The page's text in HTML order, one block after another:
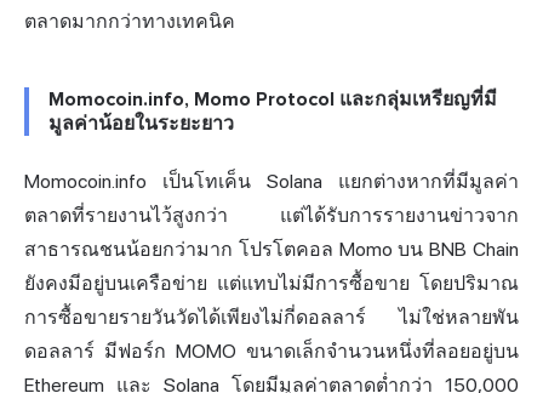
ตลาดมากกว่าทางเทคนิค
Momocoin.info, Momo Protocol และกลุ่มเหรียญที่มี
มูลค่าน้อยในระยะยาว
Momocoin.info เป็นโทเค็น Solana แยกต่างหากที่มีมูลค่า
ตลาดที่รายงานไว้สูงกว่า แต่ได้รับการรายงานข่าวจาก
สาธารณชนน้อยกว่ามาก โปรโตคอล Momo บน BNB Chain
ยังคงมีอยู่บนเครือข่าย แต่แทบไม่มีการซื้อขาย โดยปริมาณ
การซื้อขายรายวันวัดได้เพียงไม่กี่ดอลลาร์ ไม่ใช่หลายพัน
ดอลลาร์ มีฟอร์ก MOMO ขนาดเล็กจำนวนหนึ่งที่ลอยอยู่บน
Ethereum และ Solana โดยมีมูลค่าตลาดต่ำกว่า 150,000